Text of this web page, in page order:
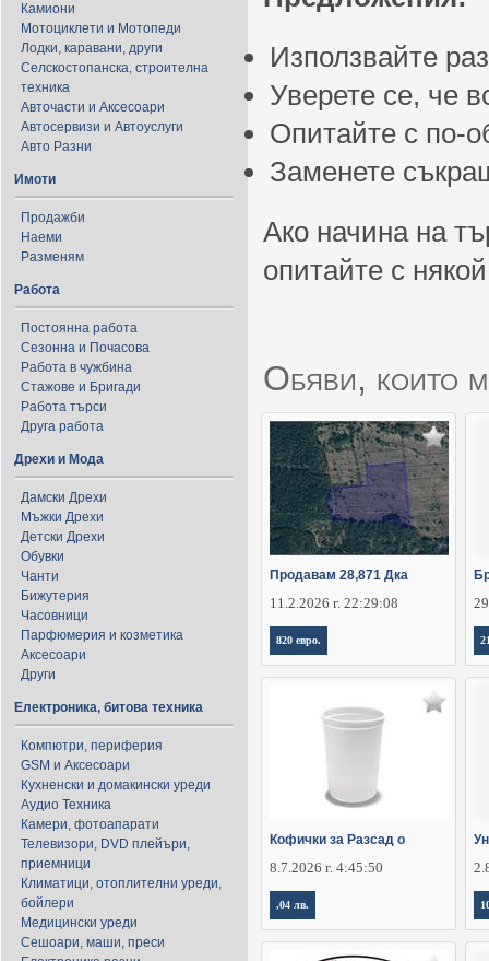
Камиони
Мотоциклети и Мотопеди
Лодки, каравани, други
Селскостопанска, строителна
техника
Авточасти и Аксесоари
Автосервизи и Автоуслуги
Авто Разни
Имоти
Продажби
Наеми
Разменям
Работа
Постоянна работа
Сезонна и Почасова
Работа в чужбина
Стажове и Бригади
Работа търси
Друга работа
Дрехи и Мода
Дамски Дрехи
Мъжки Дрехи
Детски Дрехи
Обувки
Чанти
Бижутерия
Часовници
Парфюмерия и козметика
Аксесоари
Други
Електроника, битова техника
Компютри, периферия
GSM и Аксесоари
Кухненски и домакински уреди
Аудио Техника
Камери, фотоапарати
Телевизори, DVD плейъри,
приемници
Климатици, отоплителни уреди,
бойлери
Медицински уреди
Сешоари, маши, преси
Използвайте
Уверете се, че
Опитайте с по-
Заменете
Ако начина на
опитайте с
Обяви, които
Продавам 28,871 Дка
11.2.2026 г. 22:29:08
820 евро.
Кофички за Разсад о
8.7.2026 г. 4:45:50
,04 лв.